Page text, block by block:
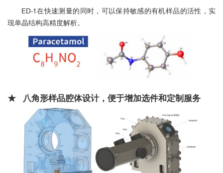
ED-1在快速测量的同时，可以保持敏感的有机样品的活性，实
现单晶结构高精度解析。
★ 八角形样品腔体设计，便于增加选件和定制服务